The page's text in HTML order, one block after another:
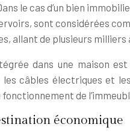
le cas d’un bien
sont considérées
allant de plusieurs milliers
dans une maison
câbles électriques et
de
économique